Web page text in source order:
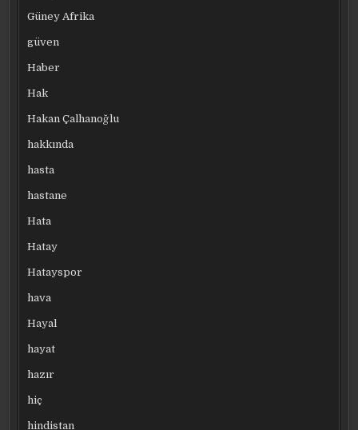
Güney Afrika
güven
Haber
Hak
Hakan Çalhanoğlu
hakkında
hasta
hastane
Hata
Hatay
Hatayspor
hava
Hayal
hayat
hazır
hiç
hindistan